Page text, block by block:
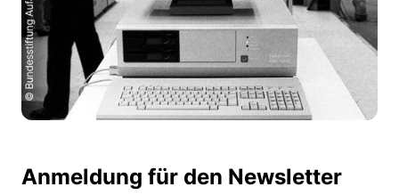
Anmeldung für den Newsletter